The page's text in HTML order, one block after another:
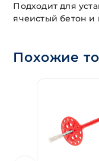
Подходит для
ячеистый бетон
Похожие